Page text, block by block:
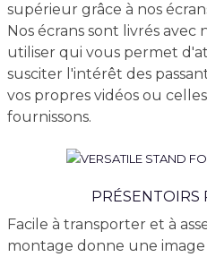
supérieur grâce à nos
Nos écrans sont livrés avec
utiliser qui vous permet
susciter l'intérêt des
vos propres vidéos ou
fournissons.
PRÉSENTOIRS
Facile à transporter et à
montage donne une